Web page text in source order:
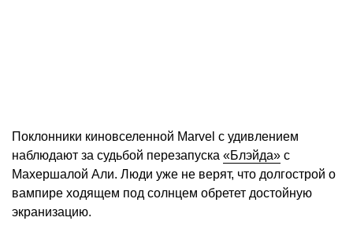
Поклонники киновселенной Marvel с удивлением
наблюдают за судьбой перезапуска «Блэйда» с
Махершалой Али. Люди уже не верят, что долгострой о
вампире ходящем под солнцем обретет достойную
экранизацию.